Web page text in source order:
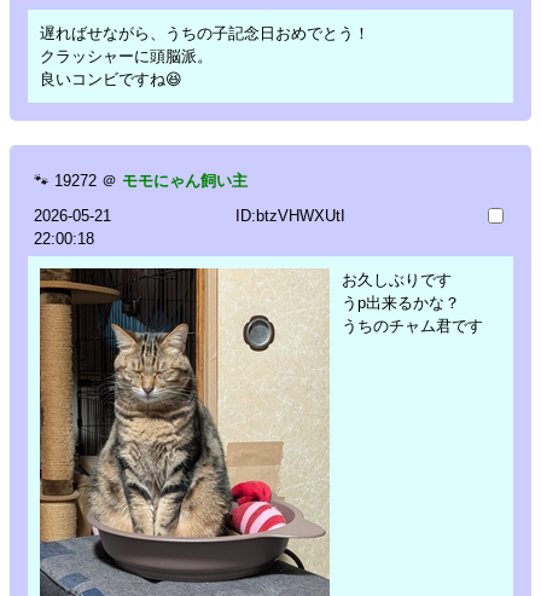
遅ればせながら、うちの子記念日おめでとう！
クラッシャーに頭脳派。
良いコンビですね😆
🐾 19272 ＠ モモにゃん飼い主
2026-05-21
22:00:18
ID:btzVHWXUtI
お久しぶりです
うp出来るかな？
うちのチャム君です